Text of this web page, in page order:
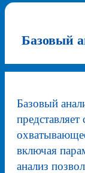
Базовый
Базовый
включая
анализ